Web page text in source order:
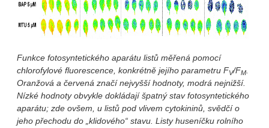
Funkce fotosyntetického aparátu listů měřená pomocí
chlorofylové fluorescence, konkrétně jejího parametru FV/FM.
Oranžová a červená značí nejvyšší hodnoty, modrá nejnižší.
Nízké hodnoty obvykle dokládají špatný stav fotosyntetického
aparátu; zde ovšem, u listů pod vlivem cytokininů, svědčí o
jeho přechodu do „klidového“ stavu. Listy huseníčku rolního